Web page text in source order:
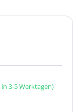
3-5 Werktagen)